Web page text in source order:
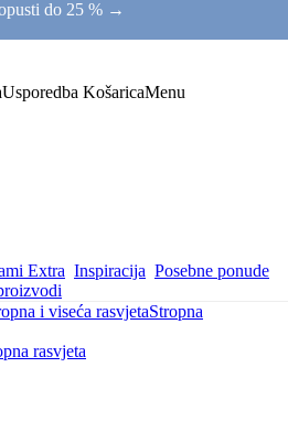
do 25 % →
Usporedba KošaricaMenu
Extra Inspiracija Posebne ponude
i viseća rasvjetaStropna
rasvjeta